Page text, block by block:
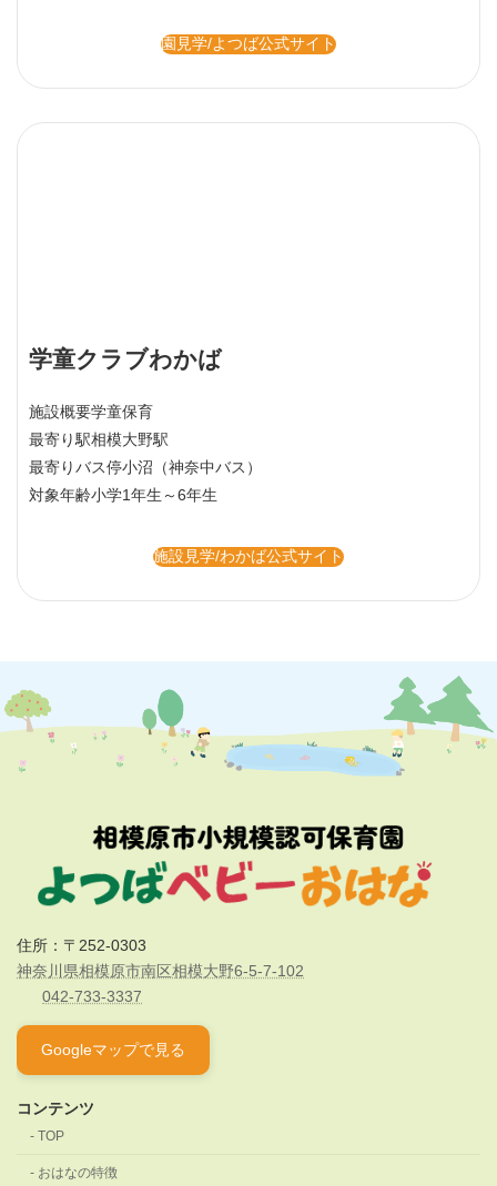
園見学/よつば公式サイト
学童クラブわかば
施設概要学童保育
最寄り駅相模大野駅
最寄りバス停小沼（神奈中バス）
対象年齢小学1年生～6年生
施設見学/わかば公式サイト
住所：〒252-0303
神奈川県相模原市南区相模大野6-5-7-102
042-733-3337
Googleマップで見る
コンテンツ
TOP
おはなの特徴